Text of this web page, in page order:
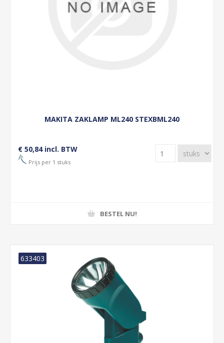
MAKITA ZAKLAMP ML240 STEXBML240
€ 50,84 incl. BTW
Prijs per 1 stuks
BESTEL NU!
633403